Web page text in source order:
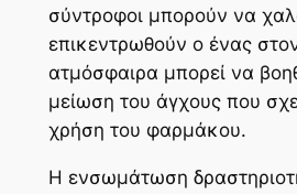
σύντροφοι μπορούν να
επικεντρωθούν ο ένας
ατμόσφαιρα μπορεί να
μείωση του άγχους που
χρήση του φαρμάκου.
Η ενσωμάτωση